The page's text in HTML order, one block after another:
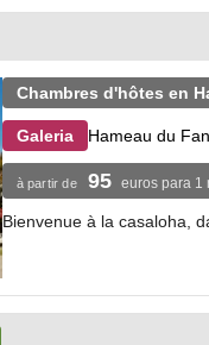
Chambres d'hôtes en
Galeria Hameau du
à partir de 95 euros para 1
Bienvenue à la casaloha,